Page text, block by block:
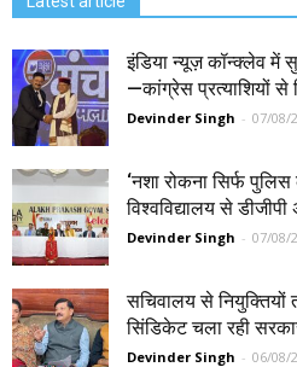
इंडिया न्यूज़ कॉन्क्लेव में
—कांग्रेस प्रत्याशियों से
Devinder Singh - 07/08/
‘नशा रोकना सिर्फ
विश्वविद्यालय से
Devinder Singh - 07/08/
सचिवालय से नियुक्तियों
सिंडिकेट चला रही
Devinder Singh - 06/08/